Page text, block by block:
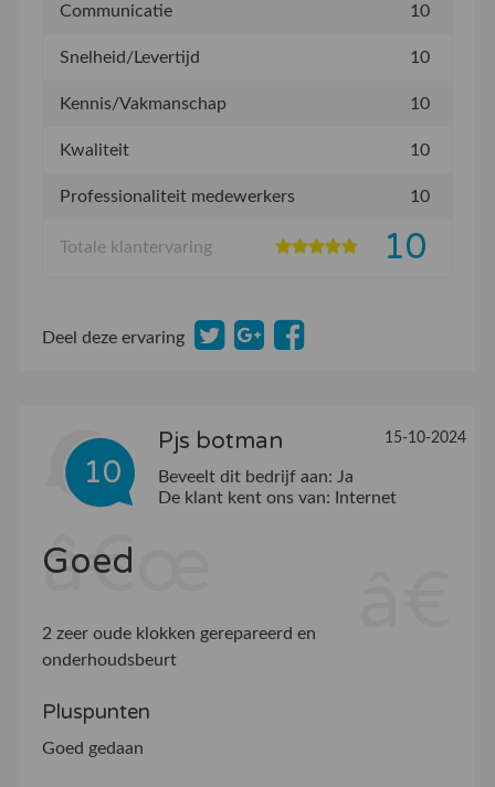
Communicatie 10
Snelheid/Levertijd 10
Kennis/Vakmanschap 10
Kwaliteit 10
Professionaliteit medewerkers 10
Totale klantervaring 10
Deel deze ervaring
10
Pjs botman 15-10-2024
Beveelt dit bedrijf aan: Ja
De klant kent ons van:
Internet
Goed
2 zeer oude klokken gerepareerd en
onderhoudsbeurt
Pluspunten
Goed gedaan